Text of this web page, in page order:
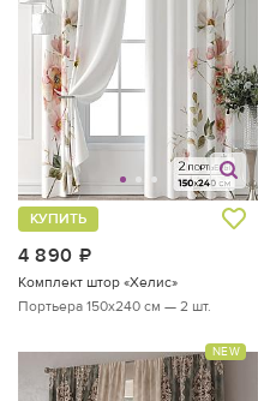
4 890
КУПИТЬ
Комплект штор «Хелис»
Портьера 150х240 см — 2 шт.
NEW